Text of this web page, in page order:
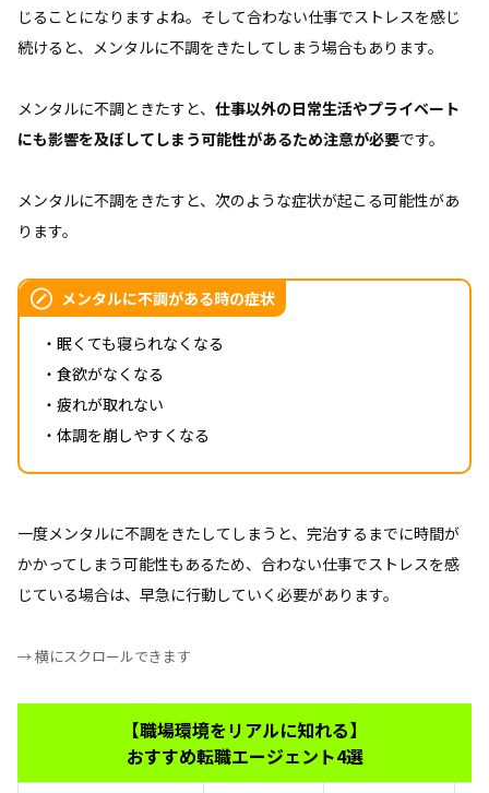
じることになりますよね。そして合わない仕事でストレスを感じ
続けると、メンタルに不調をきたしてしまう場合もあります。
メンタルに不調ときたすと、 仕事以外の日常生活やプライベート
にも影響を及ぼしてしまう可能性があるため注意が必要です。
メンタルに不調をきたすと、次のような症状が起こる可能性があ
ります。
メンタルに不調がある時の症状
・眠くても寝られなくなる
・食欲がなくなる
・疲れが取れない
・体調を崩しやすくなる
一度メンタルに不調をきたしてしまうと、完治するまでに時間が
かかってしまう可能性もあるため、合わない仕事でストレスを感
じている場合は、早急に行動していく必要があります。
→ 横にスクロールできます
【職場環境をリアルに知れる】
おすすめ転職エージェント4選